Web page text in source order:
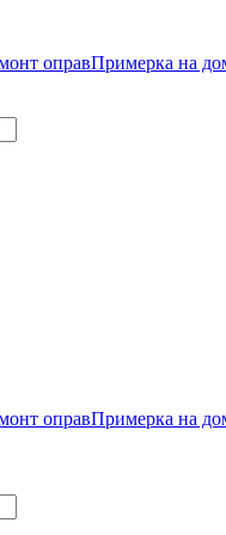
оправПримерка на
оправПримерка на